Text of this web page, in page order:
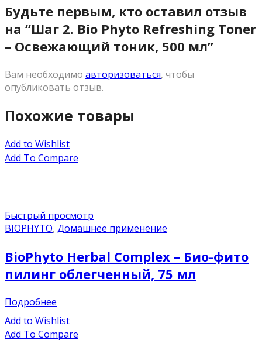
Будьте первым, кто оставил отзыв
на “Шаг 2. Bio Phyto Refreshing Toner
– Освежающий тоник, 500 мл”
Вам необходимо авторизоваться, чтобы
опубликовать отзыв.
Похожие товары
Add to Wishlist
Add To Compare
Быстрый просмотр
BIOPHYTO, Домашнее применение
BioPhyto Herbal Complex – Био-фито
пилинг облегченный, 75 мл
Подробнее
Add to Wishlist
Add To Compare